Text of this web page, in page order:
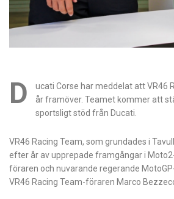
D
ucati Corse har meddelat att VR46
år framöver. Teamet kommer att
sportsligt stöd från Ducati.
VR46 Racing Team, som grundades i
efter år av upprepade framgångar i
föraren och nuvarande regerande
VR46 Racing Team-föraren Marco